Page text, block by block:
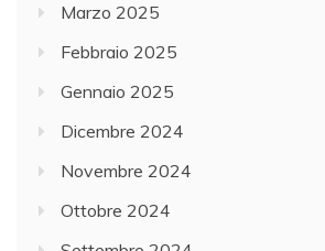
Marzo 2025
Febbraio 2025
Gennaio 2025
Dicembre 2024
Novembre 2024
Ottobre 2024